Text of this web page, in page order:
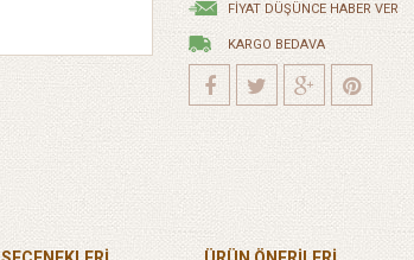
FIYAT DÜŞÜNCE HABER VER
KARGO BEDAVA